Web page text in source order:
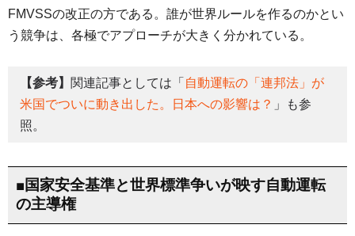
FMVSSの改正の方である。誰が世界ルールを作るのかとい
う競争は、各極でアプローチが大きく分かれている。
【参考】 関連記事としては「 自動運転の「連邦法」が
米国でついに動き出した。日本への影響は？ 」も参
照。
■国家安全基準と世界標準争いが映す自動運転
の主導権